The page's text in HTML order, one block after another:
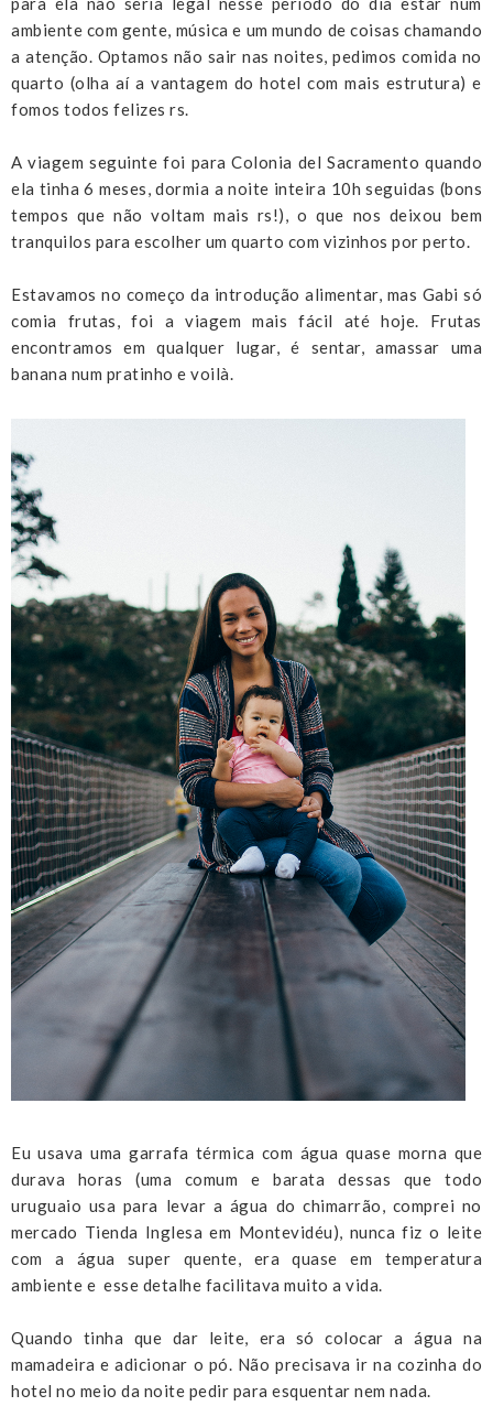
ambiente com gente, música e um mundo de coisas chamando
a atenção. Optamos não sair nas noites, pedimos comida no
quarto (olha aí a vantagem do hotel com mais estrutura) e
fomos todos felizes rs.
A viagem seguinte foi para Colonia del Sacramento quando
ela tinha 6 meses, dormia a noite inteira 10h seguidas (bons
tempos que não voltam mais rs!), o que nos deixou bem
tranquilos para escolher um quarto com vizinhos por perto.
Estavamos no começo da introdução alimentar, mas Gabi só
comia frutas, foi a viagem mais fácil até hoje. Frutas
encontramos em qualquer lugar, é sentar, amassar uma
banana num pratinho e voilà.
Eu usava uma garrafa térmica com água quase morna que
durava horas (uma comum e barata dessas que todo
uruguaio usa para levar a água do chimarrão, comprei no
mercado Tienda Inglesa em Montevidéu), nunca fiz o leite
com a água super quente, era quase em temperatura
ambiente e esse detalhe facilitava muito a vida.
Quando tinha que dar leite, era só colocar a água na
mamadeira e adicionar o pó. Não precisava ir na cozinha do
hotel no meio da noite pedir para esquentar nem nada.